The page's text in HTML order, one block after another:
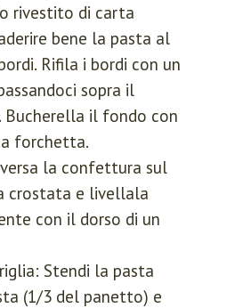
rivestito di carta
bene la pasta al
Rifila i bordi con un
sopra il
il fondo con
forchetta.
la confettura sul
crostata e livellala
con il dorso di un
Stendi la pasta
(1/3 del panetto) e
account in just a few